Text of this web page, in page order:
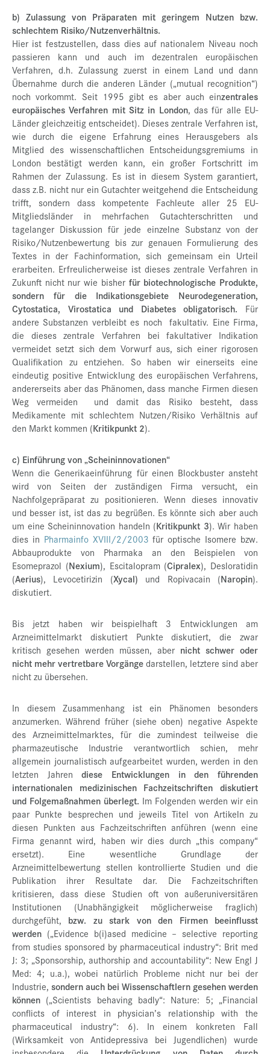
b) Zulassung von Präparaten mit geringem Nutzen bzw.
schlechtem Risiko/Nutzenverhältnis.
Hier ist festzustellen, dass dies auf nationalem Niveau noch
passieren kann und auch im dezentralen europäischen
Verfahren, d.h. Zulassung zuerst in einem Land und dann
Übernahme durch die anderen Länder („mutual recognition“)
noch vorkommt. Seit 1995 gibt es aber auch einzentrales
europäisches Verfahren mit Sitz in London, das für alle EU-
Länder gleichzeitig entscheidet). Dieses zentrale Verfahren ist,
wie durch die eigene Erfahrung eines Herausgebers als
Mitglied des wissenschaftlichen Entscheidungsgremiums in
London bestätigt werden kann, ein großer Fortschritt im
Rahmen der Zulassung. Es ist in diesem System garantiert,
dass z.B. nicht nur ein Gutachter weitgehend die Entscheidung
trifft, sondern dass kompetente Fachleute aller 25 EU-
Mitgliedsländer in mehrfachen Gutachterschritten und
tagelanger Diskussion für jede einzelne Substanz von der
Risiko/Nutzenbewertung bis zur genauen Formulierung des
Textes in der Fachinformation, sich gemeinsam ein Urteil
erarbeiten. Erfreulicherweise ist dieses zentrale Verfahren in
Zukunft nicht nur wie bisher für biotechnologische Produkte,
sondern für die Indikationsgebiete Neurodegeneration,
Cytostatica, Virostatica und Diabetes obligatorisch. Für
andere Substanzen verbleibt es noch fakultativ. Eine Firma,
die dieses zentrale Verfahren bei fakultativer Indikation
vermeidet setzt sich dem Vorwurf aus, sich einer rigorosen
Qualifikation zu entziehen. So haben wir einerseits eine
eindeutig positive Entwicklung des europäischen Verfahrens,
andererseits aber das Phänomen, dass manche Firmen diesen
Weg vermeiden und damit das Risiko besteht, dass
Medikamente mit schlechtem Nutzen/Risiko Verhältnis auf
den Markt kommen (Kritikpunkt 2).
c) Einführung von „Scheininnovationen“
Wenn die Generikaeinführung für einen Blockbuster ansteht
wird von Seiten der zuständigen Firma versucht, ein
Nachfolgepräparat zu positionieren. Wenn dieses innovativ
und besser ist, ist das zu begrüßen. Es könnte sich aber auch
um eine Scheininnovation handeln (Kritikpunkt 3). Wir haben
dies in Pharmainfo XVIII/2/2003 für optische Isomere bzw.
Abbauprodukte von Pharmaka an den Beispielen von
Esomeprazol (Nexium), Escitalopram (Cipralex), Desloratidin
(Aerius), Levocetirizin (Xycal) und Ropivacain (Naropin).
diskutiert.
Bis jetzt haben wir beispielhaft 3 Entwicklungen am
Arzneimittelmarkt diskutiert Punkte diskutiert, die zwar
kritisch gesehen werden müssen, aber nicht schwer oder
nicht mehr vertretbare Vorgängedarstellen, letztere sind aber
nicht zu übersehen.
In diesem Zusammenhang ist ein Phänomen besonders
anzumerken. Während früher (siehe oben) negative Aspekte
des Arzneimittelmarktes, für die zumindest teilweise die
pharmazeutische Industrie verantwortlich schien, mehr
allgemein journalistisch aufgearbeitet wurden, werden in den
letzten Jahrendiese Entwicklungen in den führenden
internationalen medizinischen Fachzeitschriften diskutiert
und Folgemaßnahmen überlegt. Im Folgenden werden wir ein
paar Punkte besprechen und jeweils Titel von Artikeln zu
diesen Punkten aus Fachzeitschriften anführen (wenn eine
Firma genannt wird, haben wir dies durch „this company“
ersetzt). Eine wesentliche Grundlage der
Arzneimittelbewertung stellen kontrollierte Studien und die
Publikation ihrer Resultate dar. Die Fachzeitschriften
kritisieren, dass diese Studien oft von außeruniversitären
Institutionen (Unabhängigkeit möglicherweise fraglich)
durchgefüht, bzw. zu stark von den Firmen beeinflusst
werden („Evidence b(i)ased medicine – selective reporting
from studies sponsored by pharmaceutical industry“: Brit med
J: 3; „Sponsorship, authorship and accountability“: New Engl J
Med: 4; u.a.), wobei natürlich Probleme nicht nur bei der
Industrie, sondern auch bei Wissenschaftlern gesehen werden
können („Scientists behaving badly“: Nature: 5; „Financial
conflicts of interest in physician’s relationship with the
pharmaceutical industry“: 6). In einem konkreten Fall
(Wirksamkeit von Antidepressiva bei Jugendlichen) wurde